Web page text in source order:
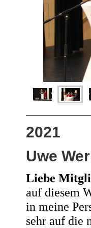
2021
Uwe
Liebe
auf diesem
in meine
sehr auf die